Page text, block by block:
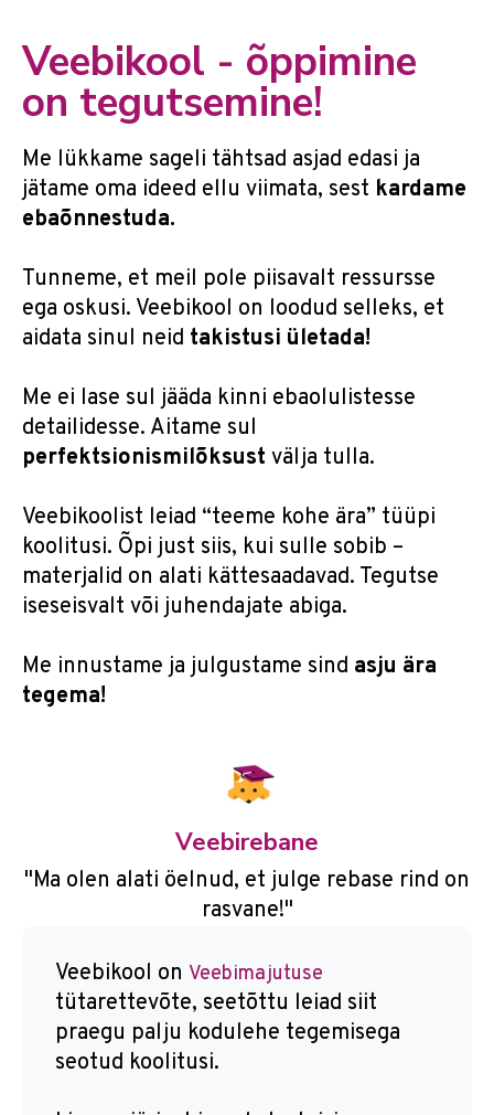
Veebikool - õppimine
on tegutsemine!
Me lükkame sageli tähtsad asjad edasi ja
jätame oma ideed ellu viimata, sest kardame
ebaõnnestuda.
Tunneme, et meil pole piisavalt ressursse
ega oskusi. Veebikool on loodud selleks, et
aidata sinul neid takistusi ületada!
Me ei lase sul jääda kinni ebaolulistesse
detailidesse. Aitame sul
perfektsionismilõksust välja tulla.
Veebikoolist leiad “teeme kohe ära” tüüpi
koolitusi. Õpi just siis, kui sulle sobib –
materjalid on alati kättesaadavad. Tegutse
iseseisvalt või juhendajate abiga.
Me innustame ja julgustame sind asju ära
tegema!
Veebirebane
"Ma olen alati öelnud, et julge rebase rind on
rasvane!"
Veebikool on Veebimajutuse
tütarettevõte, seetõttu leiad siit
praegu palju kodulehe tegemisega
seotud koolitusi.